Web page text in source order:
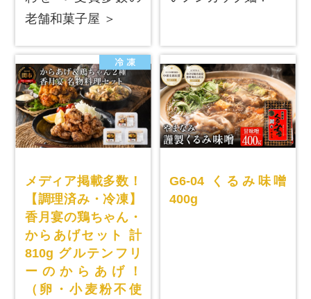
老舗和菓子屋 ＞
メディア掲載多数！
【調理済み・冷凍】
香月宴の鶏ちゃん・
からあげセット 計
810g グルテンフリ
ーのからあげ！
（卵・小麦粉不使
G6-04 くるみ味噌
400g